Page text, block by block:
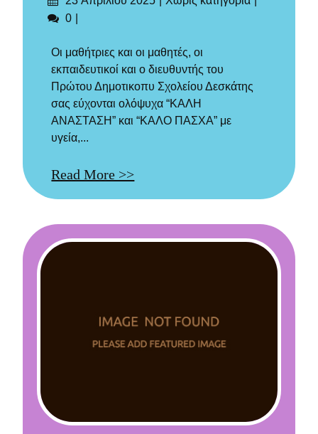
στιςΣχόλια
0
Οι μαθήτριες και οι μαθητές, οι
εκπαιδευτικοί και ο διευθυντής του
Πρώτου Δημοτικοπυ Σχολείου Δεσκάτης
σας εύχονται ολόψυχα “ΚΑΛΗ
ΑΝΑΣΤΑΣΗ” και “ΚΑΛΟ ΠΑΣΧΑ” με
υγεία,...
Read More >>